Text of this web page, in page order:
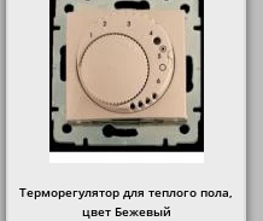
Терморегулятор для теплого пола,
цвет Бежевый